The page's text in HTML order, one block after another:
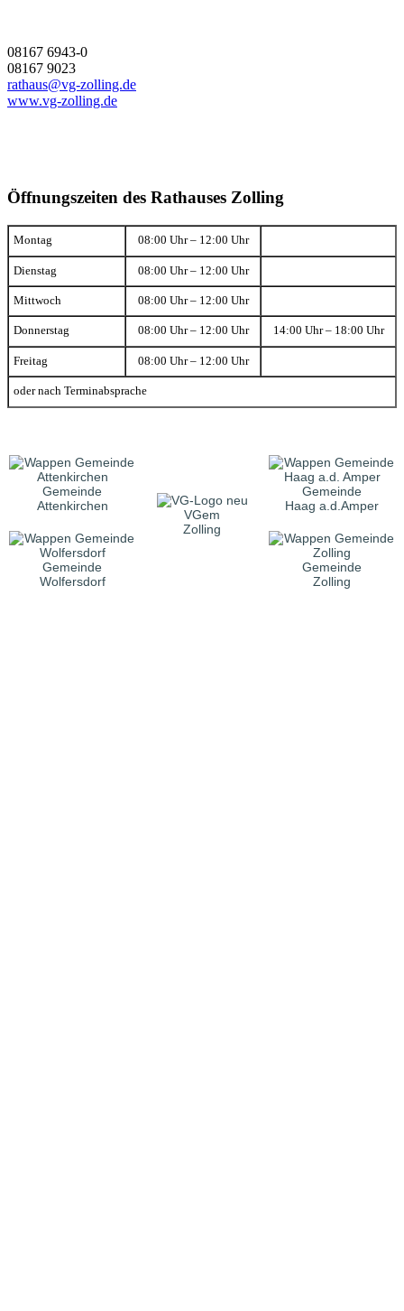
08167 6943-0
08167 9023
rathaus@vg-zolling.de
www.vg-zolling.de
Öffnungszeiten des Rathauses Zolling
Montag 08:00 Uhr – 12:00 Uhr
Dienstag 08:00 Uhr – 12:00 Uhr
Mittwoch 08:00 Uhr – 12:00 Uhr
Donnerstag 08:00 Uhr – 12:00 Uhr 14:00 Uhr – 18:00 Uhr
Freitag 08:00 Uhr – 12:00 Uhr
oder nach Terminabsprache
Gemeinde
Attenkirchen
VGem
Zolling
Gemeinde
Haag a.d.Amper
Gemeinde
Wolfersdorf
Gemeinde
Zolling